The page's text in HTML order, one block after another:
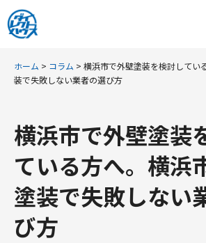
ン
ホーム > コラム > 横浜市で外壁塗装を検討してい
装で失敗しない業者の選び方
横浜市で外壁塗装
ている方へ。横浜
塗装で失敗しない
び方